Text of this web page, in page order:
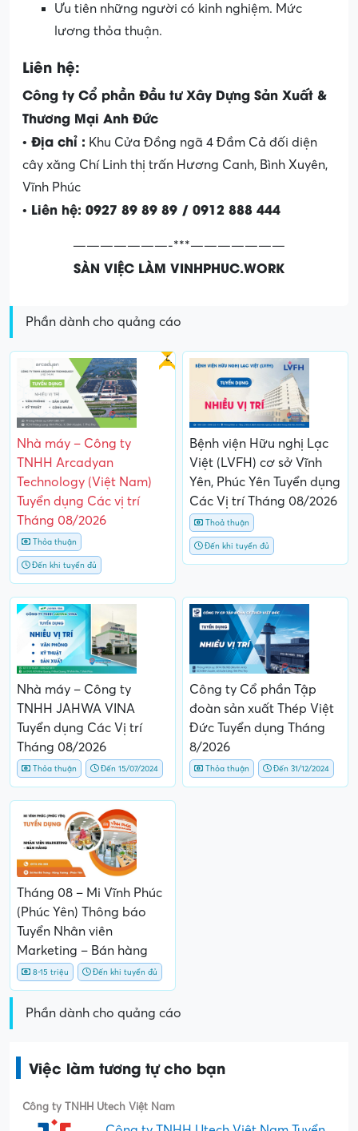
Ưu tiên những người có kinh nghiệm. Mức
lương thỏa thuận.
Liên hệ:
Công ty Cổ phần Đầu tư Xây Dựng Sản Xuất &
Thương Mại Anh Đức
• Địa chỉ : Khu Cửa Đồng ngã 4 Đầm Cả đối diện
cây xăng Chí Linh thị trấn Hương Canh, Bình Xuyên,
Vĩnh Phúc
• Liên hệ: 0927 89 89 89 / 0912 888 444
———————-***———————
SÀN VIỆC LÀM VINHPHUC.WORK
Phần dành cho quảng cáo
Gấp
Nhà máy – Công ty
TNHH Arcadyan
Technology (Việt Nam)
Tuyển dụng Các vị trí
Tháng 08/2026
Thỏa thuận
Đến khi tuyển đủ
Bệnh viện Hữu nghị Lạc
Việt (LVFH) cơ sở Vĩnh
Yên, Phúc Yên Tuyển dụng
Các Vị trí Tháng 08/2026
Thoả thuận
Đến khi tuyển đủ
Nhà máy – Công ty
TNHH JAHWA VINA
Tuyển dụng Các Vị trí
Tháng 08/2026
Thỏa thuận Đến 15/07/2024
Công ty Cổ phần Tập
đoàn sản xuất Thép Việt
Đức Tuyển dụng Tháng
8/2026
Thỏa thuận Đến 31/12/2024
Tháng 08 – Mi Vĩnh Phúc
(Phúc Yên) Thông báo
Tuyển Nhân viên
Marketing – Bán hàng
8-15 triệu Đến khi tuyển đủ
Phần dành cho quảng cáo
Việc làm tương tự cho bạn
Công ty TNHH Utech Việt Nam